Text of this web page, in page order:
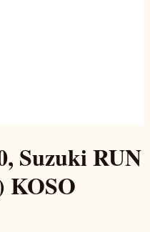
Suzuki RUN
KOSO